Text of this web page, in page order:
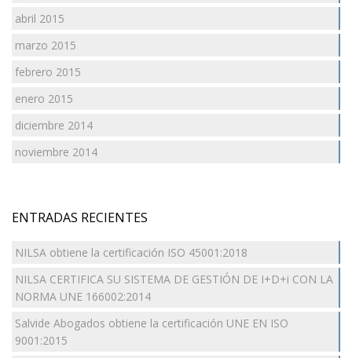
abril 2015
marzo 2015
febrero 2015
enero 2015
diciembre 2014
noviembre 2014
ENTRADAS RECIENTES
NILSA obtiene la certificación ISO 45001:2018
NILSA CERTIFICA SU SISTEMA DE GESTIÓN DE I+D+i CON LA
NORMA UNE 166002:2014
Salvide Abogados obtiene la certificación UNE EN ISO
9001:2015